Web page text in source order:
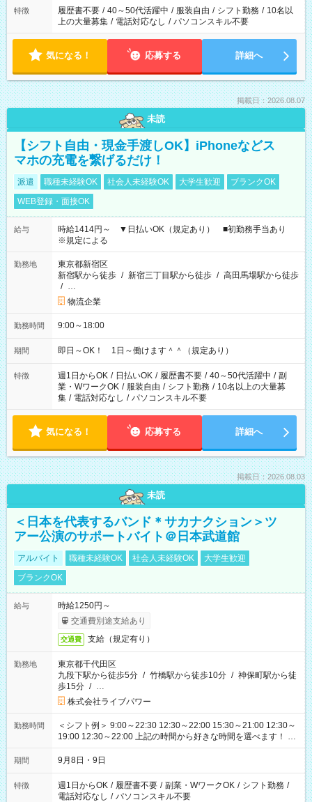
合は応募できません。
特徴 履歴書不要 / 40～50代活躍中 / 服装自由 / シフト勤務 / 10名以
上の大量募集 / 電話対応なし / パソコンスキル不要
気になる！ 応募する 詳細へ
掲載日：2026.08.07
未読
【シフト自由・現金手渡しOK】iPhoneなどス
マホの充電を繋げるだけ！
派遣 職種未経験OK 社会人未経験OK 大学生歓迎
ブランクOK
WEB登録・面接OK
給与
時給1414円～ ▼日払いOK（規定あり） ■初勤務手当あり
※規定による
勤務地
東京都新宿区
新宿駅から徒歩 / 新宿三丁目駅から徒歩 / 高田馬場駅から徒歩
/ …
物流企業
勤務時間 9:00～18:00
期間 即日～OK！ 1日～働けます＾＾（規定あり）
特徴 週1日からOK / 日払いOK / 履歴書不要 / 40～50代活躍中 / 副
業・WワークOK / 服装自由 / シフト勤務 / 10名以上の大量募
集 / 電話対応なし / パソコンスキル不要
気になる！ 応募する 詳細へ
掲載日：2026.08.03
未読
＜日本を代表するバンド＊サカナクション＞ツ
アー公演のサポートバイト＠日本武道館
アルバイト 職種未経験OK 社会人未経験OK
大学生歓迎
ブランクOK
給与
時給1250円～
交通費別途支給あり
交通費 支給（規定有り）
勤務地
東京都千代田区
九段下駅から徒歩5分 / 竹橋駅から徒歩10分 / 神保町駅から徒
歩15分 / …
株式会社ライブパワー
勤務時間
＜シフト例＞ 9:00～22:30 12:30～22:00 15:30～21:00 12:30～
19:00 12:30～22:00 上記の時間から好きな時間を選べます！ ※
時間は変更となる可能性があります
期間 9月8日・9日
特徴 週1日からOK / 履歴書不要 / 副業・WワークOK / シフト勤務 /
電話対応なし / パソコンスキル不要